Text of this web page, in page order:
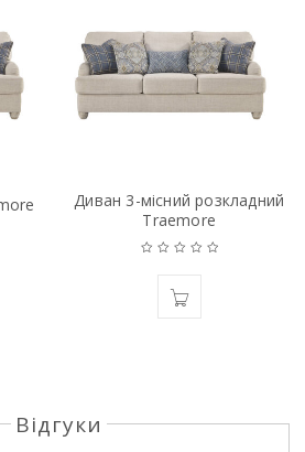
Диван 3-мiсний розкладний
Traemore
Відгуки